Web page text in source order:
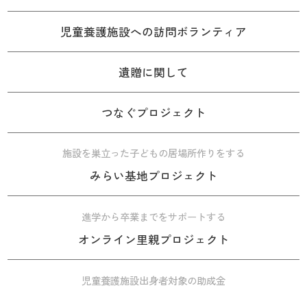
児童養護施設への訪問ボランティア
遺贈に関して
つなぐプロジェクト
施設を巣立った子どもの居場所作りをする
みらい基地プロジェクト
進学から卒業までをサポートする
オンライン里親プロジェクト
児童養護施設出身者対象の助成金